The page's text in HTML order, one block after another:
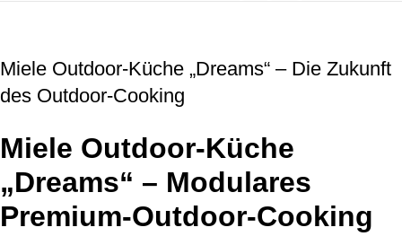
Miele Outdoor-Küche „Dreams“ – Die Zukunft
des Outdoor-Cooking
Miele Outdoor-Küche
„Dreams“ – Modulares
Premium-Outdoor-Cooking